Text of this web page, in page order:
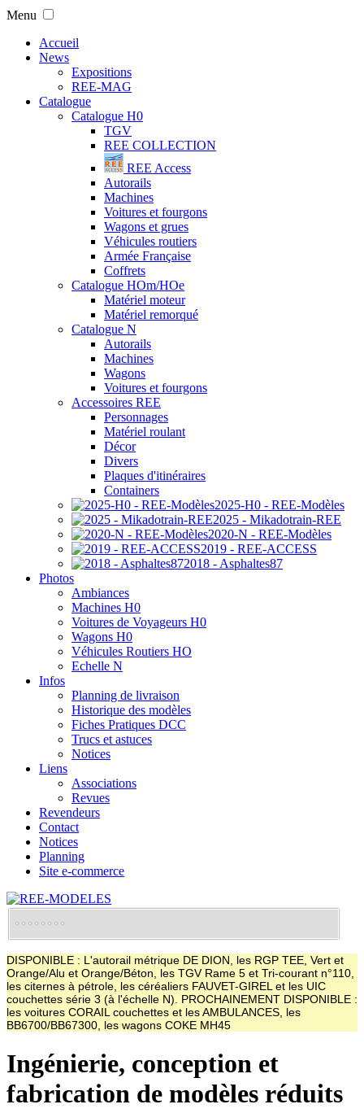
Menu
Accueil
News
Expositions
REE-MAG
Catalogue
Catalogue H0
TGV
REE COLLECTION
REE Access
Autorails
Machines
Voitures et fourgons
Wagons et grues
Véhicules routiers
Armée Française
Coffrets
Catalogue HOm/HOe
Matériel moteur
Matériel remorqué
Catalogue N
Autorails
Machines
Wagons
Voitures et fourgons
Accessoires REE
Personnages
Matériel roulant
Décor
Divers
Plaques d'itinéraires
Containers
2025-H0 - REE-Modèles
2025 - Mikadotrain-REE
2020-N - REE-Modèles
2019 - REE-ACCESS
2018 - Asphaltes87
Photos
Ambiances
Machines H0
Voitures de Voyageurs H0
Wagons H0
Véhicules Routiers HO
Echelle N
Infos
Planning de livraison
Historique des modèles
Fiches Pratiques DCC
Trucs et astuces
Notices
Liens
Associations
Revues
Revendeurs
Contact
Notices
Planning
Site e-commerce
DISPONIBLE : L'autorail métrique DE DION, les RGP TEE, Vert et
Orange/Alu et Orange/Béton, les TGV Rame 5 et Tri-courant n°110,
les citernes à pétrole, les céréaliers FAUVET-GIREL et les UIC
couchettes série 3 (à l'échelle N). PROCHAINEMENT DISPONIBLE :
les voitures CORAIL couchettes et les AMBULANCES, les
BB6700/BB67300, les wagons COKE MH45
Ingénierie, conception et
fabrication de modèles réduits